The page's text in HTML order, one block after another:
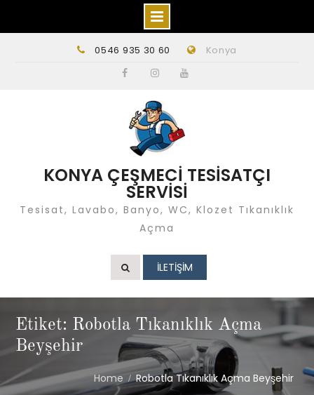
0546 935 30 60 Konya
KONYA ÇEŞMECİ TESİSATÇI
SERVİSİ
Tesisat, Lavabo, Banyo, WC, Klozet Tıkanıklık
Açma
İLETİŞİM
Etiket: Robotla Tıkanıklık Açma
Beyşehir
Home Robotla Tıkanıklık Açma Beyşehir